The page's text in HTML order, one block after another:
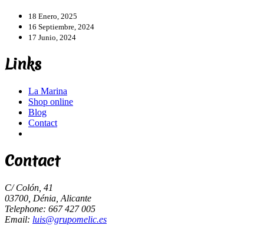
18 Enero, 2025
16 Septiembre, 2024
17 Junio, 2024
Links
La Marina
Shop online
Blog
Contact
Contact
C/ Colón, 41
03700, Dénia, Alicante
Telephone: 667 427 005
Email: luis@grupomelic.es